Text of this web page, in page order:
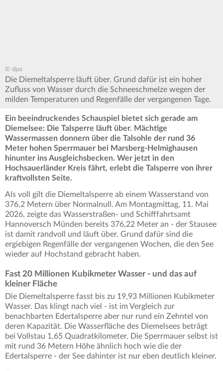
© dpa
Die Diemeltalsperre läuft über. Grund dafür ist ein hoher
Zufluss von Wasser durch die Schneeschmelze wegen der
milden Temperaturen und Regenfälle der vergangenen Tage.
Ein beeindruckendes Schauspiel bietet sich gerade am
Diemelsee: Die Talsperre läuft über. Mächtige
Wassermassen donnern über die Talsohle der rund 36
Meter hohen Sperrmauer bei Marsberg-Helmighausen
hinunter ins Ausgleichsbecken. Wer jetzt in den
Hochsauerländer Kreis fährt, erlebt die Talsperre von ihrer
kraftvollsten Seite.
Als voll gilt die Diemeltalsperre ab einem Wasserstand von
376,2 Metern über Normalnull. Am Montagmittag, 11. Mai
2026, zeigte das Wasserstraßen- und Schifffahrtsamt
Hannoversch Münden bereits 376,22 Meter an - der Stausee
ist damit randvoll und läuft über. Grund dafür sind die
ergiebigen Regenfälle der vergangenen Wochen, die den See
wieder auf Hochstand gebracht haben.
Fast 20 Millionen Kubikmeter Wasser - und das auf
kleiner Fläche
Die Diemeltalsperre fasst bis zu 19,93 Millionen Kubikmeter
Wasser. Das klingt nach viel - ist im Vergleich zur
benachbarten Edertalsperre aber nur rund ein Zehntel von
deren Kapazität. Die Wasserfläche des Diemelsees beträgt
bei Vollstau 1,65 Quadratkilometer. Die Sperrmauer selbst ist
mit rund 36 Metern Höhe ähnlich hoch wie die der
Edertalsperre - der See dahinter ist nur eben deutlich kleiner.